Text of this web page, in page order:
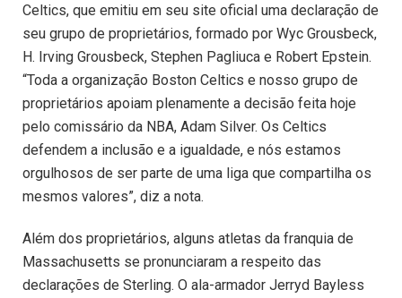
Celtics, que emitiu em seu site oficial uma declaração de
seu grupo de proprietários, formado por Wyc Grousbeck,
H. Irving Grousbeck, Stephen Pagliuca e Robert Epstein.
“Toda a organização Boston Celtics e nosso grupo de
proprietários apoiam plenamente a decisão feita hoje
pelo comissário da NBA, Adam Silver. Os Celtics
defendem a inclusão e a igualdade, e nós estamos
orgulhosos de ser parte de uma liga que compartilha os
mesmos valores”, diz a nota.
Além dos proprietários, alguns atletas da franquia de
Massachusetts se pronunciaram a respeito das
declarações de Sterling. O ala-armador Jerryd Bayless